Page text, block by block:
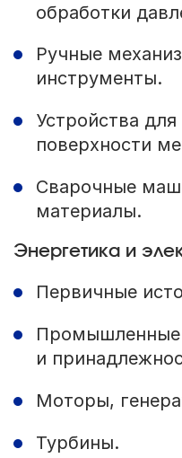
обработки
Ручные
инструменты.
Устройства
поверхности
Сварочные
материалы.
Энергетика и
Первичные
Промышленные
и
Моторы,
Турбины.